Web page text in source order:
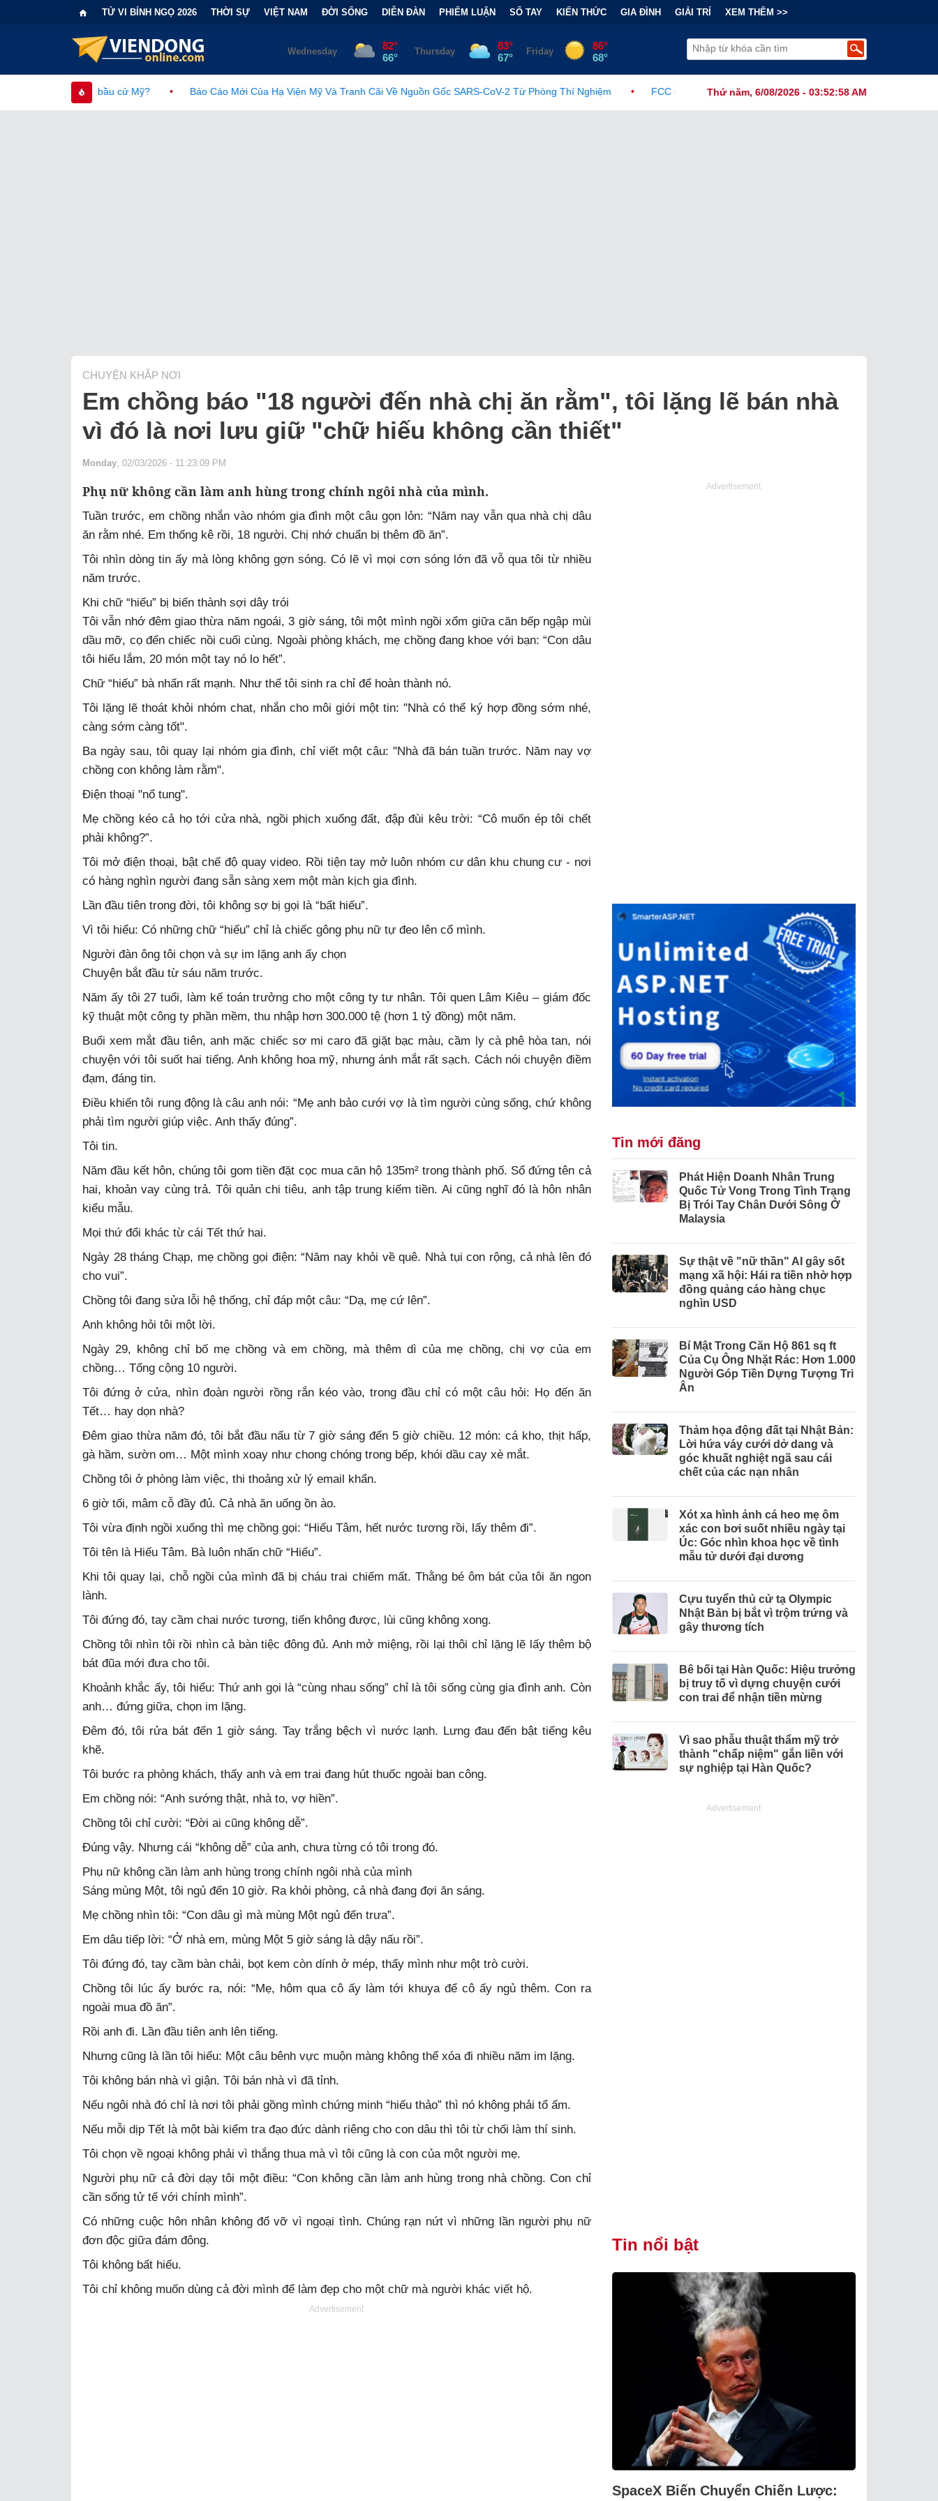
TỬ VI BÍNH NGỌ 2026 THỜI SỰ VIỆT NAM ĐỜI SỐNG DIỄN ĐÀN PHIẾM LUẬN SỔ TAY KIẾN THỨC GIA ĐÌNH GIẢI TRÍ XEM THÊM >>
Thứ năm, 6/08/2026 - 03:52:59 AM
• Báo Cáo Mới Của Hạ Viện Mỹ Và Tranh Cãi Về Nguồn Gốc SARS-CoV-2 Từ Phòng Thí Nghiệm • FCC Chính Thức Ban Hành Lệnh Cấm Robot Hút Bụi Thông Minh Sản Xuất Tại
CHUYỆN KHẮP NƠI
Em chồng báo "18 người đến nhà chị ăn rằm", tôi lặng lẽ bán nhà
vì đó là nơi lưu giữ "chữ hiếu không cần thiết"
Monday , 02/03/2026 - 11:23:09 PM
Phụ nữ không cần làm anh hùng trong chính ngôi nhà của mình.
Tuần trước, em chồng nhắn vào nhóm gia đình một câu gọn lỏn: “Năm nay vẫn qua nhà chị dâu
ăn rằm nhé. Em thống kê rồi, 18 người. Chị nhớ chuẩn bị thêm đồ ăn”.
Tôi nhìn dòng tin ấy mà lòng không gợn sóng. Có lẽ vì mọi cơn sóng lớn đã vỗ qua tôi từ nhiều
năm trước.
Khi chữ “hiếu” bị biến thành sợi dây trói
Tôi vẫn nhớ đêm giao thừa năm ngoái, 3 giờ sáng, tôi một mình ngồi xổm giữa căn bếp ngập mùi
dầu mỡ, cọ đến chiếc nồi cuối cùng. Ngoài phòng khách, mẹ chồng đang khoe với bạn: “Con dâu
tôi hiếu lắm, 20 món một tay nó lo hết”.
Chữ “hiếu” bà nhấn rất mạnh. Như thể tôi sinh ra chỉ để hoàn thành nó.
Tôi lặng lẽ thoát khỏi nhóm chat, nhắn cho môi giới một tin: "Nhà có thể ký hợp đồng sớm nhé,
càng sớm càng tốt".
Ba ngày sau, tôi quay lại nhóm gia đình, chỉ viết một câu: "Nhà đã bán tuần trước. Năm nay vợ
chồng con không làm rằm".
Điện thoại "nổ tung".
Mẹ chồng kéo cả họ tới cửa nhà, ngồi phịch xuống đất, đập đùi kêu trời: “Cô muốn ép tôi chết
phải không?”.
Tôi mở điện thoại, bật chế độ quay video. Rồi tiện tay mở luôn nhóm cư dân khu chung cư - nơi
có hàng nghìn người đang sẵn sàng xem một màn kịch gia đình.
Lần đầu tiên trong đời, tôi không sợ bị gọi là “bất hiếu”.
Vì tôi hiểu: Có những chữ “hiếu” chỉ là chiếc gông phụ nữ tự đeo lên cổ mình.
Người đàn ông tôi chọn và sự im lặng anh ấy chọn
Chuyện bắt đầu từ sáu năm trước.
Năm ấy tôi 27 tuổi, làm kế toán trưởng cho một công ty tư nhân. Tôi quen Lâm Kiêu – giám đốc
kỹ thuật một công ty phần mềm, thu nhập hơn 300.000 tệ (hơn 1 tỷ đồng) một năm.
Buổi xem mắt đầu tiên, anh mặc chiếc sơ mi caro đã giặt bạc màu, cầm ly cà phê hòa tan, nói
chuyện với tôi suốt hai tiếng. Anh không hoa mỹ, nhưng ánh mắt rất sạch. Cách nói chuyện điềm
đạm, đáng tin.
Điều khiến tôi rung động là câu anh nói: “Mẹ anh bảo cưới vợ là tìm người cùng sống, chứ không
phải tìm người giúp việc. Anh thấy đúng”.
Tôi tin.
Năm đầu kết hôn, chúng tôi gom tiền đặt cọc mua căn hộ 135m² trong thành phố. Sổ đứng tên cả
hai, khoản vay cùng trả. Tôi quản chi tiêu, anh tập trung kiếm tiền. Ai cũng nghĩ đó là hôn nhân
kiểu mẫu.
Mọi thứ đổi khác từ cái Tết thứ hai.
Ngày 28 tháng Chạp, mẹ chồng gọi điện: “Năm nay khỏi về quê. Nhà tụi con rộng, cả nhà lên đó
cho vui”.
Chồng tôi đang sửa lỗi hệ thống, chỉ đáp một câu: “Dạ, mẹ cứ lên”.
Anh không hỏi tôi một lời.
Ngày 29, không chỉ bố mẹ chồng và em chồng, mà thêm dì của mẹ chồng, chị vợ của em
chồng… Tổng cộng 10 người.
Tôi đứng ở cửa, nhìn đoàn người rồng rắn kéo vào, trong đầu chỉ có một câu hỏi: Họ đến ăn
Tết… hay dọn nhà?
Đêm giao thừa năm đó, tôi bắt đầu nấu từ 7 giờ sáng đến 5 giờ chiều. 12 món: cá kho, thịt hấp,
gà hầm, sườn om… Một mình xoay như chong chóng trong bếp, khói dầu cay xè mắt.
Chồng tôi ở phòng làm việc, thi thoảng xử lý email khẩn.
6 giờ tối, mâm cỗ đầy đủ. Cả nhà ăn uống ồn ào.
Tôi vừa định ngồi xuống thì mẹ chồng gọi: “Hiếu Tâm, hết nước tương rồi, lấy thêm đi”.
Tôi tên là Hiếu Tâm. Bà luôn nhấn chữ “Hiếu”.
Khi tôi quay lại, chỗ ngồi của mình đã bị cháu trai chiếm mất. Thằng bé ôm bát của tôi ăn ngon
lành.
Tôi đứng đó, tay cầm chai nước tương, tiến không được, lùi cũng không xong.
Chồng tôi nhìn tôi rồi nhìn cả bàn tiệc đông đủ. Anh mở miệng, rồi lại thôi chỉ lặng lẽ lấy thêm bộ
bát đũa mới đưa cho tôi.
Khoảnh khắc ấy, tôi hiểu: Thứ anh gọi là “cùng nhau sống” chỉ là tôi sống cùng gia đình anh. Còn
anh… đứng giữa, chọn im lặng.
Đêm đó, tôi rửa bát đến 1 giờ sáng. Tay trắng bệch vì nước lạnh. Lưng đau đến bật tiếng kêu
khẽ.
Tôi bước ra phòng khách, thấy anh và em trai đang hút thuốc ngoài ban công.
Em chồng nói: “Anh sướng thật, nhà to, vợ hiền”.
Chồng tôi chỉ cười: “Đời ai cũng không dễ”.
Đúng vậy. Nhưng cái “không dễ” của anh, chưa từng có tôi trong đó.
Phụ nữ không cần làm anh hùng trong chính ngôi nhà của mình
Sáng mùng Một, tôi ngủ đến 10 giờ. Ra khỏi phòng, cả nhà đang đợi ăn sáng.
Mẹ chồng nhìn tôi: “Con dâu gì mà mùng Một ngủ đến trưa”.
Em dâu tiếp lời: “Ở nhà em, mùng Một 5 giờ sáng là dậy nấu rồi”.
Tôi đứng đó, tay cầm bàn chải, bọt kem còn dính ở mép, thấy mình như một trò cười.
Chồng tôi lúc ấy bước ra, nói: “Mẹ, hôm qua cô ấy làm tới khuya để cô ấy ngủ thêm. Con ra
ngoài mua đồ ăn”.
Rồi anh đi. Lần đầu tiên anh lên tiếng.
Nhưng cũng là lần tôi hiểu: Một câu bênh vực muộn màng không thể xóa đi nhiều năm im lặng.
Tôi không bán nhà vì giận. Tôi bán nhà vì đã tỉnh.
Nếu ngôi nhà đó chỉ là nơi tôi phải gồng mình chứng minh “hiếu thảo” thì nó không phải tổ ấm.
Nếu mỗi dịp Tết là một bài kiểm tra đạo đức dành riêng cho con dâu thì tôi từ chối làm thí sinh.
Tôi chọn về ngoại không phải vì thắng thua mà vì tôi cũng là con của một người mẹ.
Người phụ nữ cả đời dạy tôi một điều: “Con không cần làm anh hùng trong nhà chồng. Con chỉ
cần sống tử tế với chính mình”.
Có những cuộc hôn nhân không đổ vỡ vì ngoại tình. Chúng rạn nứt vì những lần người phụ nữ
đơn độc giữa đám đông.
Tôi không bất hiếu.
Tôi chỉ không muốn dùng cả đời mình để làm đẹp cho một chữ mà người khác viết hộ.
Advertisement
Advertisement
Tin mới đăng
Phát Hiện Doanh Nhân Trung
Quốc Tử Vong Trong Tình Trạng
Bị Trói Tay Chân Dưới Sông Ở
Malaysia
Sự thật về "nữ thần" AI gây sốt
mạng xã hội: Hái ra tiền nhờ hợp
đồng quảng cáo hàng chục
nghìn USD
Bí Mật Trong Căn Hộ 861 sq ft
Của Cụ Ông Nhặt Rác: Hơn 1.000
Người Góp Tiền Dựng Tượng Tri
Ân
Thảm họa động đất tại Nhật Bản:
Lời hứa váy cưới dở dang và
góc khuất nghiệt ngã sau cái
chết của các nạn nhân
Xót xa hình ảnh cá heo mẹ ôm
xác con bơi suốt nhiều ngày tại
Úc: Góc nhìn khoa học về tình
mẫu tử dưới đại dương
Cựu tuyển thủ cử tạ Olympic
Nhật Bản bị bắt vì trộm trứng và
gây thương tích
Bê bối tại Hàn Quốc: Hiệu trưởng
bị truy tố vì dựng chuyện cưới
con trai để nhận tiền mừng
Vì sao phẫu thuật thẩm mỹ trở
thành "chấp niệm" gắn liền với
sự nghiệp tại Hàn Quốc?
Advertisement
Tin nổi bật
SpaceX Biến Chuyển Chiến Lược: